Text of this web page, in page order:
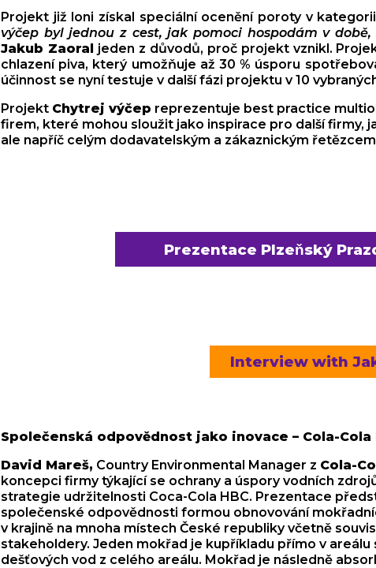
Projekt již loni získal speciální ocenění poroty v kategorii
výčep byl jednou z cest, jak pomoci hospodám v
Jakub Zaoral jeden z důvodů, proč projekt vznikl.
chlazení piva, který umožňuje až 30 % úsporu
účinnost se nyní testuje v další fázi projektu v 10
Projekt Chytrej výčep reprezentuje best practice
firem, které mohou sloužit jako inspirace pro další firmy,
ale napříč celým dodavatelským a zákaznickým
Prezentace Plzeňský
Interview with
Společenská odpovědnost jako inovace – Cola-Cola
David Mareš, Country Environmental Manager z Cola-
koncepci firmy týkající se ochrany a úspory vodních
strategie udržitelnosti Coca-Cola HBC. Prezentace
společenské odpovědnosti formou obnovování
v krajině na mnoha místech České republiky včetně
stakeholdery. Jeden mokřad je kupříkladu přímo v areálu
dešťových vod z celého areálu. Mokřad je následně